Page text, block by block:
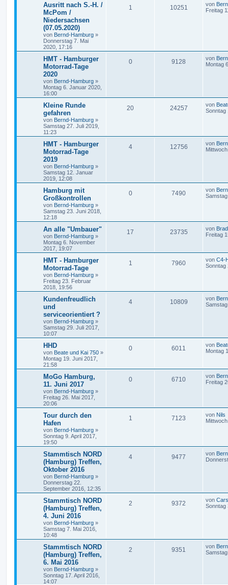
Ausritt nach S.-H. /
McPom /
Niedersachsen
(07.05.2020)
von Bernd-Hamburg »
Donnerstag 7. Mai
2020, 17:16
1 10251 von
Freitag
HMT - Hamburger
Motorrad-Tage
2020
von Bernd-Hamburg »
Montag 6. Januar 2020,
16:00
0 9128 von
Montag
Kleine Runde
gefahren
von Bernd-Hamburg »
Samstag 27. Juli 2019,
11:23
20 24257 von
Sonntag
HMT - Hamburger
Motorrad-Tage
2019
von Bernd-Hamburg »
Samstag 12. Januar
2019, 12:08
4 12756 von
Hamburg mit
Großkontrollen
von Bernd-Hamburg »
Samstag 23. Juni 2018,
12:18
0 7490 von
An alle "Umbauer"
von Bernd-Hamburg »
Montag 6. November
2017, 19:07
17 23735 von
Freitag
HMT - Hamburger
Motorrad-Tage
von Bernd-Hamburg »
Freitag 23. Februar
2018, 19:56
1 7960 von C4-
Sonntag
Kundenfreudlich
und
serviceorientiert ?
von Bernd-Hamburg »
Samstag 29. Juli 2017,
10:07
4 10809 von
HHD
von Beate und Kai 750 »
Montag 19. Juni 2017,
21:58
0 6011 von
Montag
MoGo Hamburg,
11. Juni 2017
von Bernd-Hamburg »
Freitag 26. Mai 2017,
20:06
0 6710 von
Freitag
Tour durch den
Hafen
von Bernd-Hamburg »
Sonntag 9. April 2017,
19:50
1 7123 von Nils
Stammtisch NORD
(Hamburg) Treffen,
Oktober 2016
von Bernd-Hamburg »
Donnerstag 22.
September 2016, 12:35
4 9477 von
Stammtisch NORD
(Hamburg) Treffen,
4. Juni 2016
von Bernd-Hamburg »
Samstag 7. Mai 2016,
10:48
2 9372 von
Sonntag
Stammtisch NORD
(Hamburg) Treffen,
6. Mai 2016
von Bernd-Hamburg »
Sonntag 17. April 2016,
14:07
2 9351 von